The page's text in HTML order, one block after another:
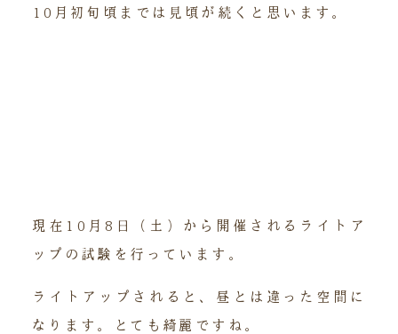
10月初旬頃までは見頃が続くと思います。
現在10月8日（土）から開催されるライトア
ップの試験を行っています。
ライトアップされると、昼とは違った空間に
なります。とても綺麗ですね。